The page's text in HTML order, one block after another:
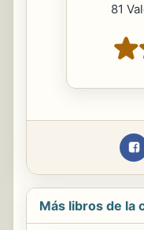
81
Más libros de la